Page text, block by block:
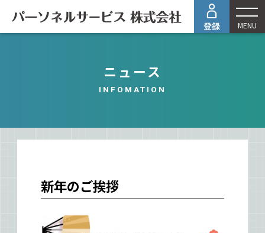
MENU
ニュース
INFOMATION
新年のご挨拶